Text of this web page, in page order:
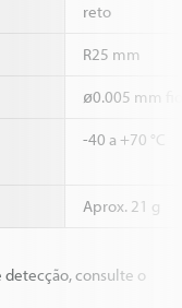
reto
R25 mm
ø0.005 mm
-40 a +70 °C
Aprox. 21 g
detecção, consulte o